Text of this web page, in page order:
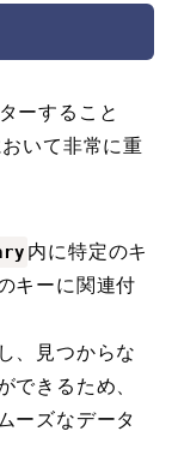
ーすること
いて非常に重
内に特定のキ
キーに関連付
、見つからな
できるため、
ーズなデータ